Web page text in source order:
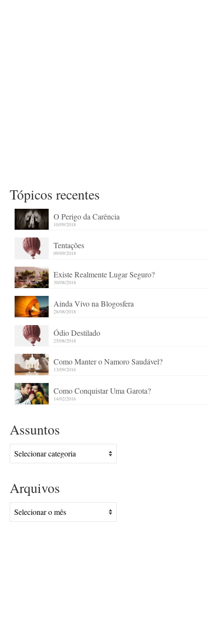
Tópicos recentes
O Perigo da Carência
10/09/2018
Tentações
09/09/2018
Existe Realmente Lugar Seguro?
30/08/2018
Ainda Vivo na Blogosfera
28/08/2018
Ódio Destilado
25/08/2018
Como Manter o Namoro Saudável?
13/09/2016
Como Conquistar Uma Garota?
14/02/2016
Assuntos
Assuntos
Arquivos
Arquivos